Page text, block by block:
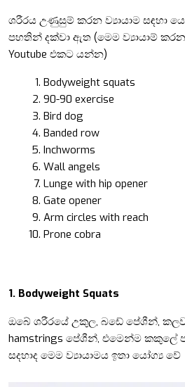
ශරීරය උණුසුම් කරන ව්‍යායාම සඳහා
පහතින් දක්වා ඇත (මෙම ව්‍යායාම්
Youtube එකට යන්න)
Bodyweight squats
90-90 exercise
Bird dog
Banded row
Inchworms
Wall angels
Lunge with hip opener
Gate opener
Arm circles with reach
Prone cobra
1. Bodyweight Squats
ඔබේ ශරීරයේ උකුල, බඩේ පේශීන්,
hamstrings පේශීන්, එමෙන්ම
සදහාද මෙම ව්‍යායාමය ඉතා යෝග්‍ය වේ